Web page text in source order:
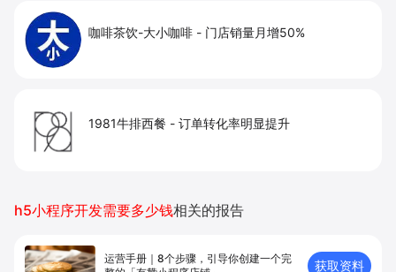
咖啡茶饮-大小咖啡 - 门店销量月增50%
1981牛排西餐 - 订单转化率明显提升
h5小程序开发需要多少钱相关的报告
运营手册｜8个步骤，引导你创建⼀个完
获取资料